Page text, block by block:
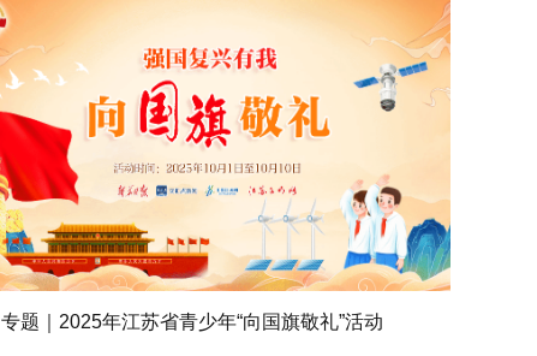
专题｜2025年江苏省青少年“向国旗敬礼”活动